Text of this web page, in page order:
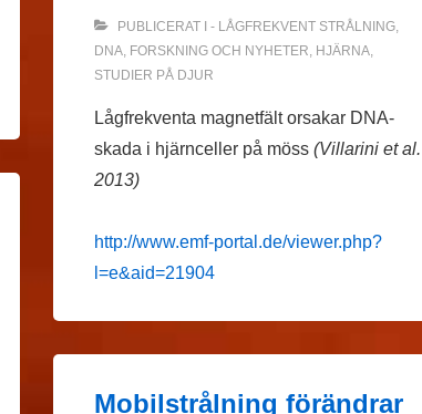
PUBLICERAT I - LÅGFREKVENT STRÅLNING,
DNA, FORSKNING OCH NYHETER HJÄRNA,
STUDIER PÅ DJUR
Lågfrekventa magnetfält orsakar DNA-
skada i hjärnceller på möss (Villarini et al.
2013)
http://www.emf-portal.de/viewer.php?
l=e&aid=21904
Mobilstrålning förändrar